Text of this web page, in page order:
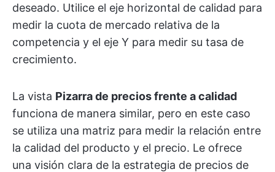
deseado. Utilice el eje horizontal de calidad para
medir la cuota de mercado relativa de la
competencia y el eje Y para medir su tasa de
crecimiento.
La vista Pizarra de precios frente a calidad
funciona de manera similar, pero en este caso
se utiliza una matriz para medir la relación entre
la calidad del producto y el precio. Le ofrece
una visión clara de la estrategia de precios de